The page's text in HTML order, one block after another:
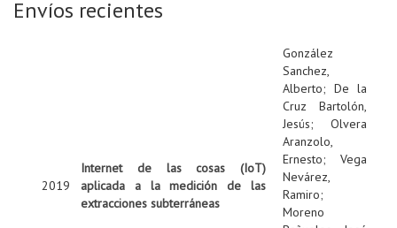
Envíos recientes
2019
Internet de las cosas (IoT)
aplicada a la medición de las
extracciones subterráneas
González
Sanchez,
Alberto; De la
Cruz Bartolón,
Jesús; Olvera
Aranzolo,
Ernesto; Vega
Nevárez,
Ramiro;
Moreno